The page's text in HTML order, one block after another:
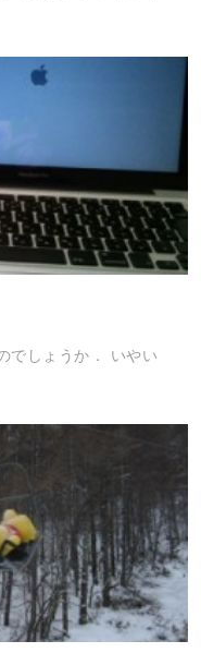
でしょうか． いやい